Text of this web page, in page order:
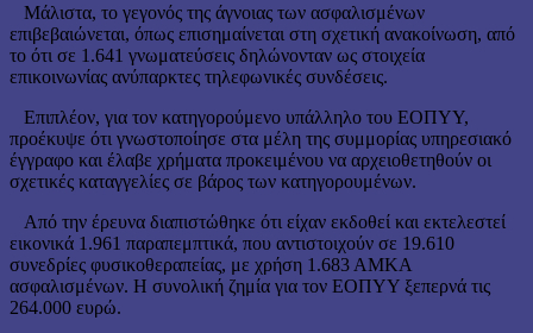
Μάλιστα, το γεγονός της άγνοιας των ασφαλισμένων
επιβεβαιώνεται, όπως επισημαίνεται στη σχετική ανακοίνωση, από
το ότι σε 1.641 γνωματεύσεις δηλώνονταν ως στοιχεία
επικοινωνίας ανύπαρκτες τηλεφωνικές συνδέσεις.
Επιπλέον, για τον κατηγορούμενο υπάλληλο του ΕΟΠΥΥ,
προέκυψε ότι γνωστοποίησε στα μέλη της συμμορίας υπηρεσιακό
έγγραφο και έλαβε χρήματα προκειμένου να αρχειοθετηθούν οι
σχετικές καταγγελίες σε βάρος των κατηγορουμένων.
Από την έρευνα διαπιστώθηκε ότι είχαν εκδοθεί και εκτελεστεί
εικονικά 1.961 παραπεμπτικά, που αντιστοιχούν σε 19.610
συνεδρίες φυσικοθεραπείας, με χρήση 1.683 ΑΜΚΑ
ασφαλισμένων. Η συνολική ζημία για τον ΕΟΠΥΥ ξεπερνά τις
264.000 ευρώ.